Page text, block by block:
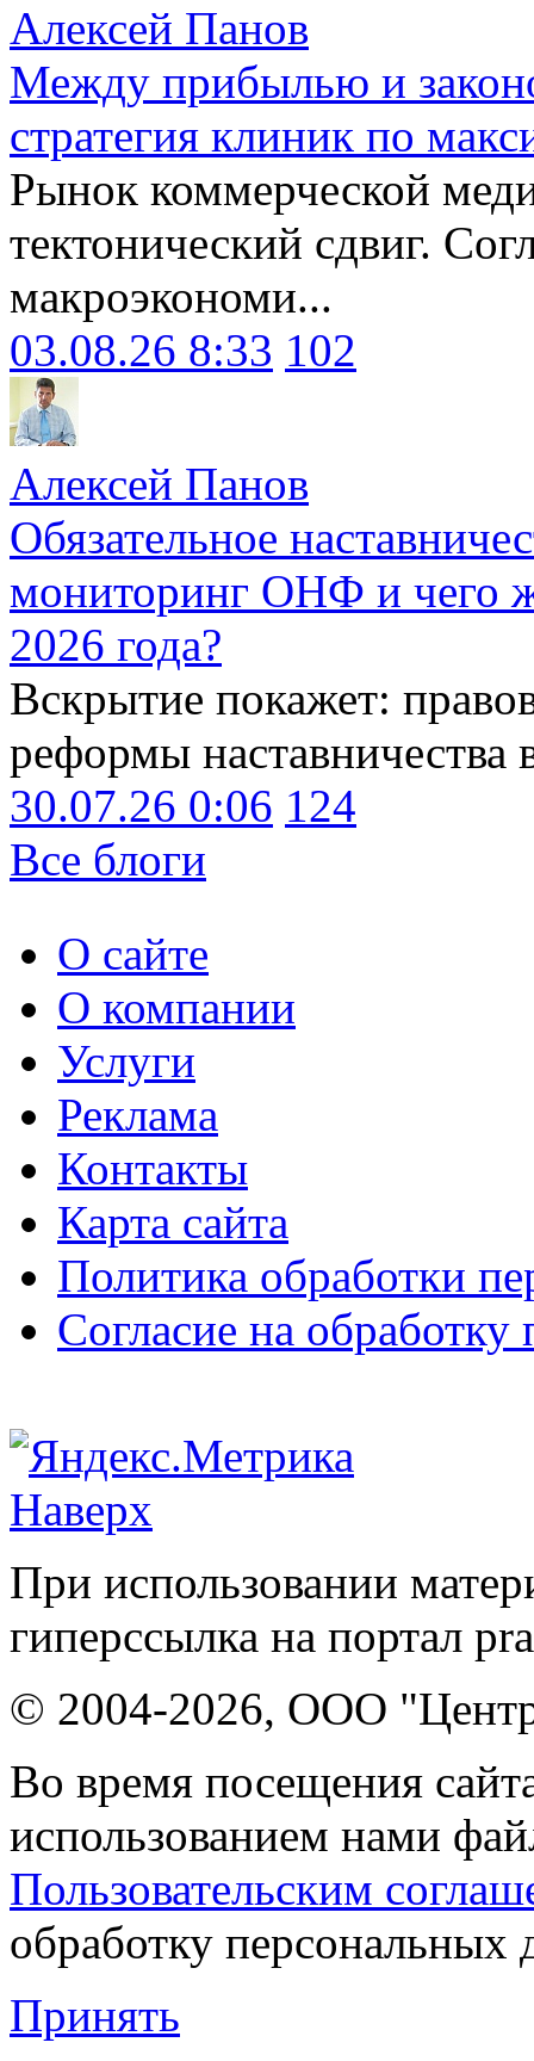
Алексей Панов
Между прибылью и
стратегия клиник по
Рынок коммерческой
тектонический сдвиг.
макроэкономи...
03.08.26 8:33 102
Алексей Панов
Обязательное
мониторинг ОНФ и чего
2026 года?
Вскрытие покажет:
реформы наставничества
30.07.26 0:06 124
Все блоги
О сайте
О компании
Услуги
Реклама
Контакты
Карта сайта
Политика обработки
Согласие на
Наверх
При использовании
гиперссылка на портал
© 2004-2026, ООО "Центр
Во время посещения
использованием нами
Пользовательским
обработку персональных
Принять